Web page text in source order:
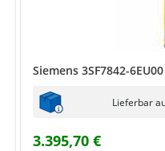
Siemens 3SF7842-6EU00
Lieferbar
3.395,70 €